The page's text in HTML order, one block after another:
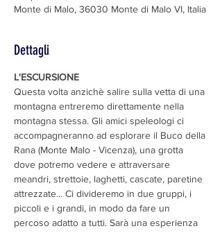
Monte di Malo, 36030 Monte di Malo VI, Italia
Dettagli
L'ESCURSIONE
Questa volta anzichè salire sulla vetta di una
montagna entreremo direttamente nella
montagna stessa. Gli amici speleologi ci
accompagneranno ad esplorare il Buco della
Rana (Monte Malo - Vicenza), una grotta
dove potremo vedere e attraversare
meandri, strettoie, laghetti, cascate, paretine
attrezzate... Ci divideremo in due gruppi, i
piccoli e i grandi, in modo da fare un
percoso adatto a tutti. Sarà una esperienza